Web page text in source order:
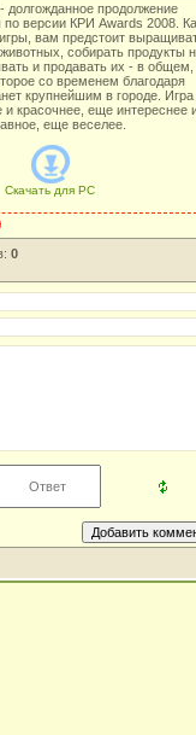
продолжение
версии КРИ Awards 2008.
вам предстоит
собирать продукты
и продавать их - в общем,
со временем благодаря
крупнейшим в городе. Игра
и красочнее, еще интереснее
еще веселее.
Скачать для PC
: 0